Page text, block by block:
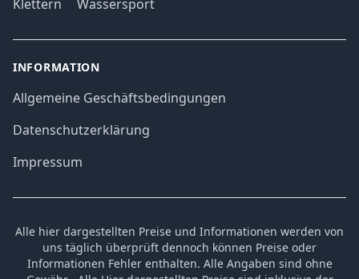
Klettern
Wassersport
INFORMATION
Allgemeine Geschäftsbedingungen
Datenschutzerklärung
Impressum
Alle hier dargestellten Preise und Informationen werden von
uns täglich überprüft dennoch können Preise oder
Informationen Fehler enthalten. Alle Angaben sind ohne